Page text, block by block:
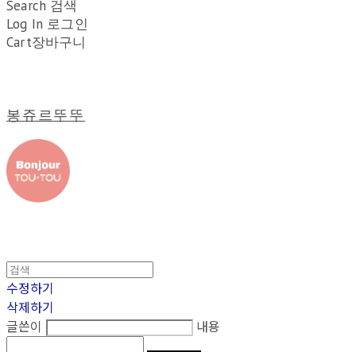
Search 검색
Log In 로그인
Cart장바구니
봉쥬르뚜뚜
수정하기
삭제하기
글쓴이
내용